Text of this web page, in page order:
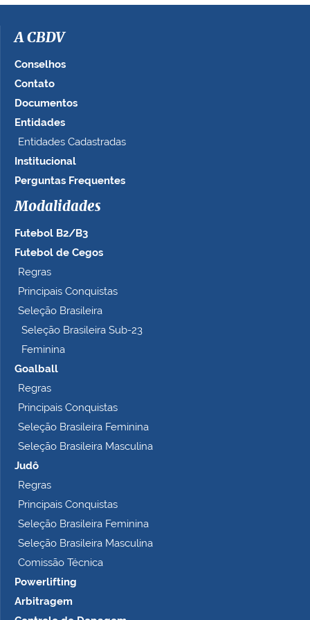
i
a
e
o
t
a
n
o
o
m
e
t
A CBDV
Conselhos
Contato
Documentos
Entidades
Entidades Cadastradas
Institucional
Perguntas Frequentes
Modalidades
Futebol B2/B3
Futebol de Cegos
Regras
Principais Conquistas
Seleção Brasileira
Seleção Brasileira Sub-23
Feminina
Goalball
Regras
Principais Conquistas
Seleção Brasileira Feminina
Seleção Brasileira Masculina
Judô
Regras
Principais Conquistas
Seleção Brasileira Feminina
Seleção Brasileira Masculina
Comissão Técnica
Powerlifting
Arbitragem